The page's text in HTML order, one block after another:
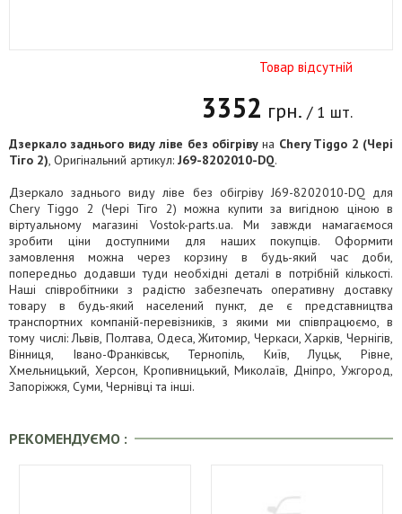
Товар відсутній
3352 грн. / 1 шт.
Дзеркало заднього виду ліве без обігріву на Chery Tiggo 2 (Чері
Тіго 2), Оригінальний артикул: J69-8202010-DQ.
Дзеркало заднього виду ліве без обігріву J69-8202010-DQ для
Chery Tiggo 2 (Чері Тіго 2) можна купити за вигідною ціною в
віртуальному магазині Vostok-parts.ua. Ми завжди намагаємося
зробити ціни доступними для наших покупців. Оформити
замовлення можна через корзину в будь-який час доби,
попередньо додавши туди необхідні деталі в потрібній кількості.
Наші співробітники з радістю забезпечать оперативну доставку
товару в будь-який населений пункт, де є представництва
транспортних компаній-перевізників, з якими ми співпрацюємо, в
тому числі: Львів, Полтава, Одеса, Житомир, Черкаси, Харків, Чернігів,
Вінниця, Івано-Франківськ, Тернопіль, Київ, Луцьк, Рівне,
Хмельницький, Херсон, Кропивницький, Миколаїв, Дніпро, Ужгород,
Запоріжжя, Суми, Чернівці та інші.
РЕКОМЕНДУЄМО :